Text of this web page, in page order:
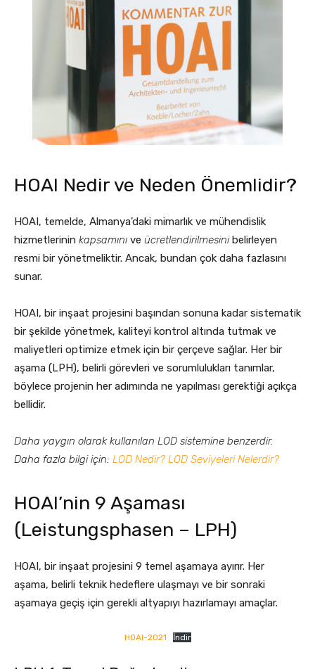
HOAI Nedir ve Neden Önemlidir?
HOAI, temelde, Almanya’daki mimarlık ve mühendislik
hizmetlerinin kapsamını ve ücretlendirilmesinibelirleyen
resmi bir yönetmeliktir. Ancak, bundan çok daha fazlasını
sunar.
HOAI, bir inşaat projesini başından sonuna kadar sistematik
bir şekilde yönetmek, kaliteyi kontrol altında tutmak ve
maliyetleri optimize etmek için bir çerçeve sağlar. Her bir
aşama (LPH), belirli görevleri ve sorumlulukları tanımlar,
böylece projenin her adımında ne yapılması gerektiği açıkça
bellidir.
Daha yaygın olarak kullanılan LOD sistemine benzerdir.
Daha fazla bilgi için: LOD Nedir? LOD Seviyeleri Nelerdir?
HOAI’nin 9 Aşaması
(Leistungsphasen – LPH)
HOAI, bir inşaat projesini 9 temel aşamaya ayırır. Her
aşama, belirli teknik hedeflere ulaşmayı ve bir sonraki
aşamaya geçiş için gerekli altyapıyı hazırlamayı amaçlar.
HOAI-2021 İndir